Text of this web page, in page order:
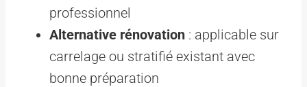
professionnel
Alternative rénovation : applicable sur
carrelage ou stratifié existant avec
bonne préparation